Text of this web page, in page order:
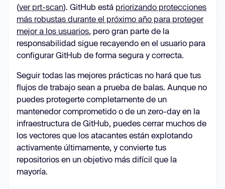
(ver prt-scan). GitHub está priorizando protecciones
más robustas durante el próximo año para proteger
mejor a los usuarios, pero gran parte de la
responsabilidad sigue recayendo en el usuario para
configurar GitHub de forma segura y correcta.
Seguir todas las mejores prácticas no hará que tus
flujos de trabajo sean a prueba de balas. Aunque no
puedes protegerte completamente de un
mantenedor comprometido o de un zero-day en la
infraestructura de GitHub, puedes cerrar muchos de
los vectores que los atacantes están explotando
activamente últimamente, y convierte tus
repositorios en un objetivo más difícil que la
mayoría.